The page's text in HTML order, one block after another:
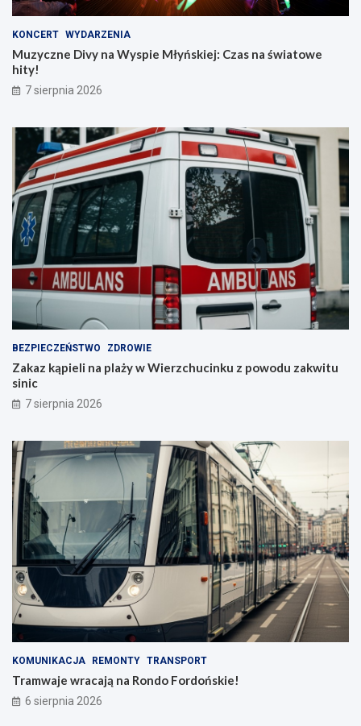
KONCERT WYDARZENIA
Muzyczne Divy na Wyspie Młyńskiej: Czas na światowe
hity!
7 sierpnia 2026
BEZPIECZEŃSTWO ZDROWIE
Zakaz kąpieli na plaży w Wierzchucinku z powodu zakwitu
sinic
7 sierpnia 2026
KOMUNIKACJA REMONTY TRANSPORT
Tramwaje wracają na Rondo Fordońskie!
6 sierpnia 2026